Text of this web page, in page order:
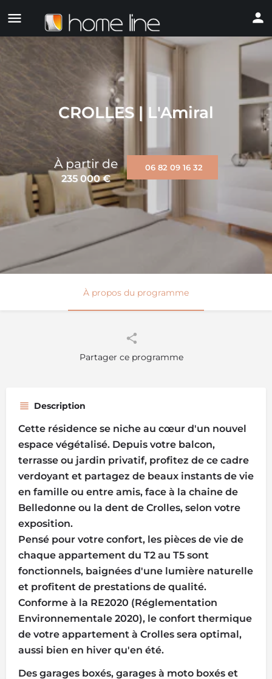
CROLLES | L'Amiral
À partir de
235 000€
06 82 09 16 32
À propos du programme
Partager ce programme
Description
Cette résidence se niche au cœur d'un nouvel
espace végétalisé. Depuis votre balcon,
terrasse ou jardin privatif, profitez de ce cadre
verdoyant et partagez de beaux instants de vie
en famille ou entre amis, face à la chaine de
Belledonne ou la dent de Crolles, selon votre
exposition.
Pensé pour votre confort, les pièces de vie de
chaque appartement du T2 au T5 sont
fonctionnels, baignées d'une lumière naturelle
et profitent de prestations de qualité.
Conforme à la RE2020 (Réglementation
Environnementale 2020), le confort thermique
de votre appartement à Crolles sera optimal,
aussi bien en hiver qu'en été.
Des garages boxés, garages à moto boxés et